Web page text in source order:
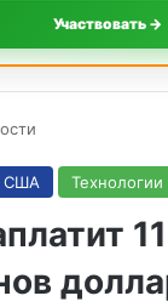
Участвовать →
США Технологии